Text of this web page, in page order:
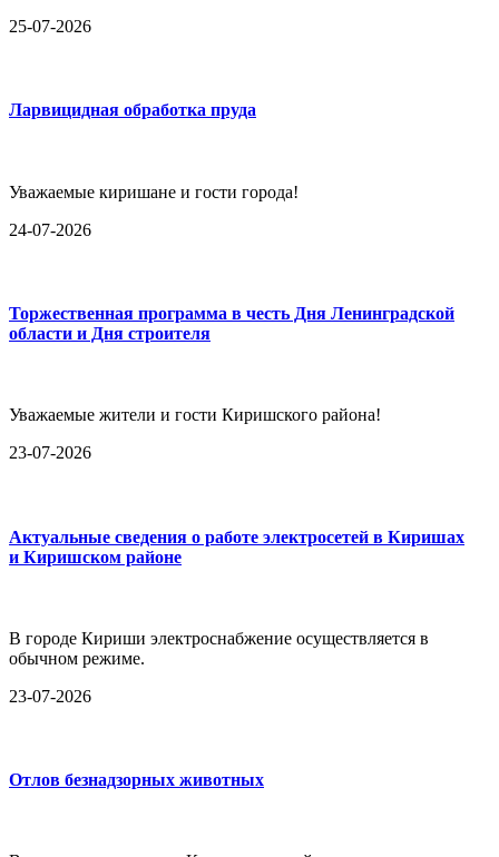
25-07-2026
Ларвицидная обработка пруда
Уважаемые киришане и гости города!
24-07-2026
Торжественная программа в честь Дня Ленинградской
области и Дня строителя
Уважаемые жители и гости Киришского района!
23-07-2026
Актуальные сведения о работе электросетей в Киришах
и Киришском районе
В городе Кириши электроснабжение осуществляется в
обычном режиме.
23-07-2026
Отлов безнадзорных животных